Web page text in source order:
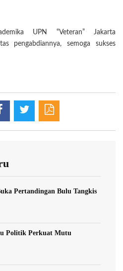
UPN “Veteran” Jakarta
pengabdiannya, semoga sukses
Pertandingan Bulu Tangkis
Politik Perkuat Mutu